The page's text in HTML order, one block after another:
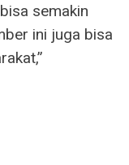
semakin
ini juga bisa